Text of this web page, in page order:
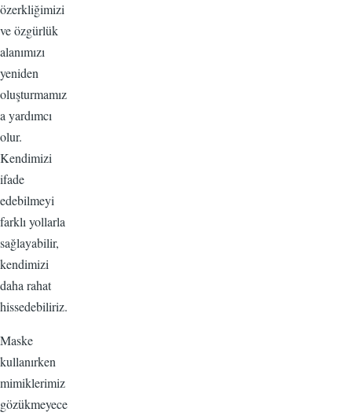
özerkliğimizi
ve özgürlük
alanımızı
yeniden
oluşturmamız
a yardımcı
olur.
Kendimizi
ifade
edebilmeyi
farklı yollarla
sağlayabilir,
kendimizi
daha rahat
hissedebiliriz.
Maske
kullanırken
mimiklerimiz
gözükmeyece